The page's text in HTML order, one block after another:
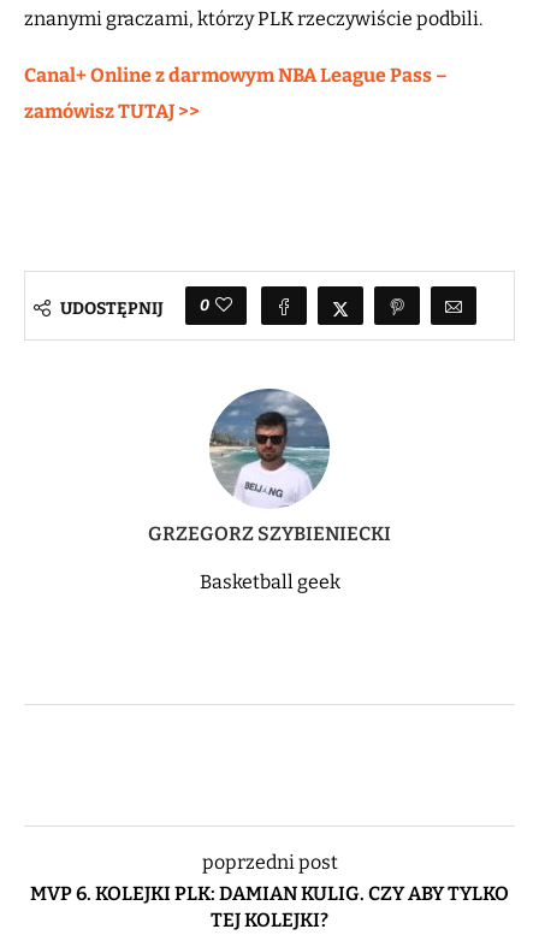
znanymi graczami, którzy PLK rzeczywiście podbili.
Canal+ Online z darmowym NBA League Pass –
zamówisz TUTAJ >>
UDOSTĘPNIJ 0
GRZEGORZ SZYBIENIECKI
Basketball geek
poprzedni post
MVP 6. KOLEJKI PLK: DAMIAN KULIG. CZY ABY TYLKO
TEJ KOLEJKI?